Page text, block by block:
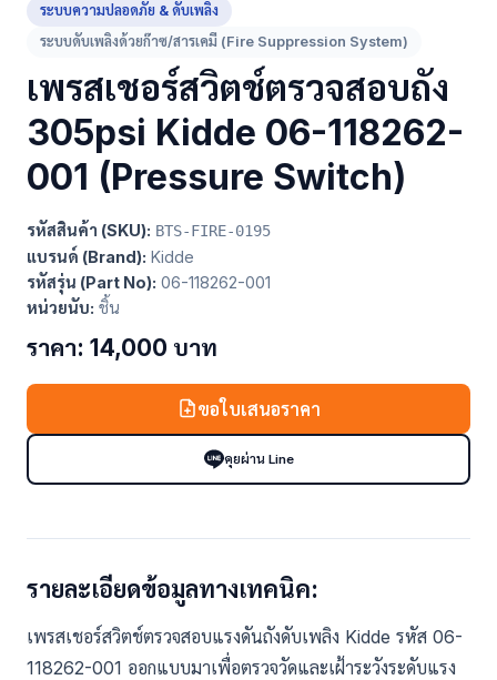
ระบบความปลอดภัย & ดับเพลิง
ระบบดับเพลิงด้วยก๊าซ/สารเคมี (Fire Suppression System)
เพรสเชอร์สวิตช์ตรวจสอบถัง
305psi Kidde 06-118262-
001 (Pressure Switch)
รหัสสินค้า (SKU): BTS-FIRE-0195
แบรนด์ (Brand): Kidde
รหัสรุ่น (Part No): 06-118262-001
หน่วยนับ: ชิ้น
ราคา: 14,000 บาท
ขอใบเสนอราคา
คุยผ่าน Line
รายละเอียดข้อมูลทางเทคนิค:
เพรสเชอร์สวิตช์ตรวจสอบแรงดันถังดับเพลิง Kidde รหัส 06-
118262-001 ออกแบบมาเพื่อตรวจวัดและเฝ้าระวังระดับแรง